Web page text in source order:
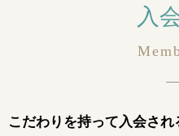
入
こだわりを持って入会さ